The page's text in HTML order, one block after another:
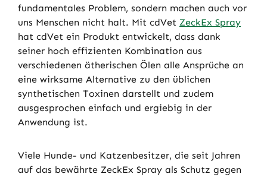
fundamentales Problem, sondern machen auch vor
uns Menschen nicht halt. Mit cdVet ZeckEx Spray
hat cdVet ein Produkt entwickelt, dass dank
seiner hoch effizienten Kombination aus
verschiedenen ätherischen Ölen alle Ansprüche an
eine wirksame Alternative zu den üblichen
synthetischen Toxinen darstellt und zudem
ausgesprochen einfach und ergiebig in der
Anwendung ist.
Viele Hunde- und Katzenbesitzer, die seit Jahren
auf das bewährte ZeckEx Spray als Schutz gegen